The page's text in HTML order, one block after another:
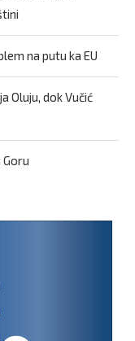
na putu ka EU
Oluju, dok Vučić